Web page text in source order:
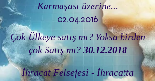
Karmaşası üzerine...
02.04.2016
Çok Ülkeye satış mı? Yoksa birden
çok Satış mı? 30.12.2018
İhracat Felsefesi - İhracatta